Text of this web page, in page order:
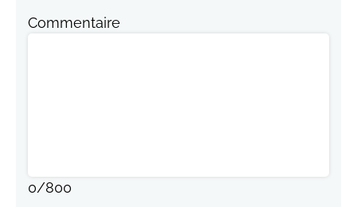
Commentaire
0/800